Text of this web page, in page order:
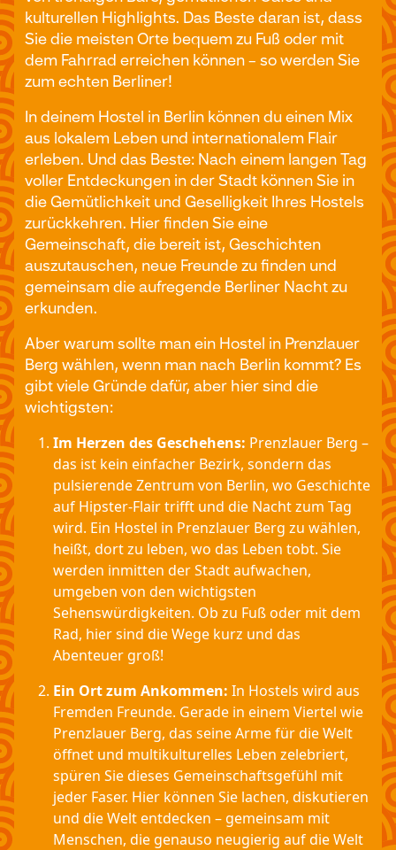
kulturellen Highlights. Das Beste daran ist, dass
Sie die meisten Orte bequem zu Fuß oder mit
dem Fahrrad erreichen können – so werden Sie
zum echten Berliner!
In deinem Hostel in Berlin können du einen Mix
aus lokalem Leben und internationalem Flair
erleben. Und das Beste: Nach einem langen Tag
voller Entdeckungen in der Stadt können Sie in
die Gemütlichkeit und Geselligkeit Ihres Hostels
zurückkehren. Hier finden Sie eine
Gemeinschaft, die bereit ist, Geschichten
auszutauschen, neue Freunde zu finden und
gemeinsam die aufregende Berliner Nacht zu
erkunden.
Aber warum sollte man ein Hostel in Prenzlauer
Berg wählen, wenn man nach Berlin kommt? Es
gibt viele Gründe dafür, aber hier sind die
wichtigsten:
Im Herzen des Geschehens: Prenzlauer Berg –
das ist kein einfacher Bezirk, sondern das
pulsierende Zentrum von Berlin, wo Geschichte
auf Hipster-Flair trifft und die Nacht zum Tag
wird. Ein Hostel in Prenzlauer Berg zu wählen,
heißt, dort zu leben, wo das Leben tobt. Sie
werden inmitten der Stadt aufwachen,
umgeben von den wichtigsten
Sehenswürdigkeiten. Ob zu Fuß oder mit dem
Rad, hier sind die Wege kurz und das
Abenteuer groß!
Ein Ort zum Ankommen: In Hostels wird aus
Fremden Freunde. Gerade in einem Viertel wie
Prenzlauer Berg, das seine Arme für die Welt
öffnet und multikulturelles Leben zelebriert,
spüren Sie dieses Gemeinschaftsgefühl mit
jeder Faser. Hier können Sie lachen, diskutieren
und die Welt entdecken – gemeinsam mit
Menschen, die genauso neugierig auf die Welt